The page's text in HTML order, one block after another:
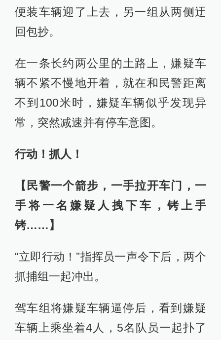
便装车辆迎了上去，另一组从两侧迂
回包抄。
在一条长约两公里的土路上，嫌疑车
辆不紧不慢地开着，就在和民警距离
不到100米时，嫌疑车辆似乎发现异
常，突然减速并有停车意图。
行动！抓人！
【民警一个箭步，一手拉开车门，一
手将一名嫌疑人拽下车，铐上手
铐……】
“立即行动！”指挥员一声令下后，两个
抓捕组一起冲出。
驾车组将嫌疑车辆逼停后，看到嫌疑
车辆上乘坐着4人，5名队员一起扑了